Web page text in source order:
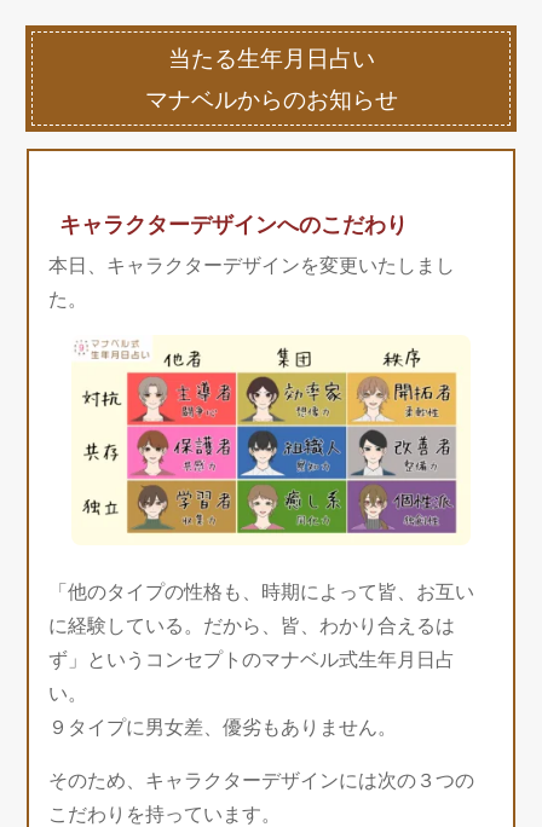
当たる生年月日占い
マナベルからのお知らせ
キャラクターデザインへのこだわり
本日、キャラクターデザインを変更いたしまし
た。
「他のタイプの性格も、時期によって皆、お互い
に経験している。だから、皆、わかり合えるは
ず」というコンセプトのマナベル式生年月日占
い。
９タイプに男女差、優劣もありません。
そのため、キャラクターデザインには次の３つの
こだわりを持っています。